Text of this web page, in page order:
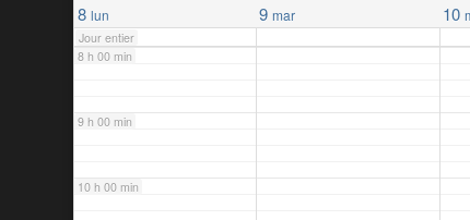
8 lun 9 mar 10
Jour entier
8 h 00 min
9 h 00 min
10 h 00 min